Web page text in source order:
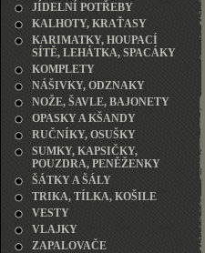
JÍDELNÍ POTŘEBY
KALHOTY, KRAŤASY
KARIMATKY, HOUPACÍ
SÍTĚ, LEHÁTKA, SPACÁKY
KOMPLETY
NÁŠIVKY, ODZNAKY
NOŽE, ŠAVLE, BAJONETY
OPASKY A KŠANDY
RUČNÍKY, OSUŠKY
SUMKY, KAPSIČKY,
POUZDRA, PENĚŽENKY
ŠÁTKY A ŠÁLY
TRIKA, TÍLKA, KOŠILE
VESTY
VLAJKY
ZAPALOVAČE